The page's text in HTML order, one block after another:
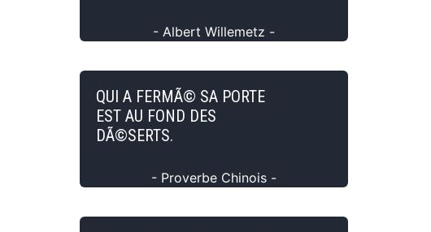
- Albert Willemetz -
QUI A FERMÃ© SA PORTE
EST AU FOND DES
DÃ©SERTS.
- Proverbe Chinois -